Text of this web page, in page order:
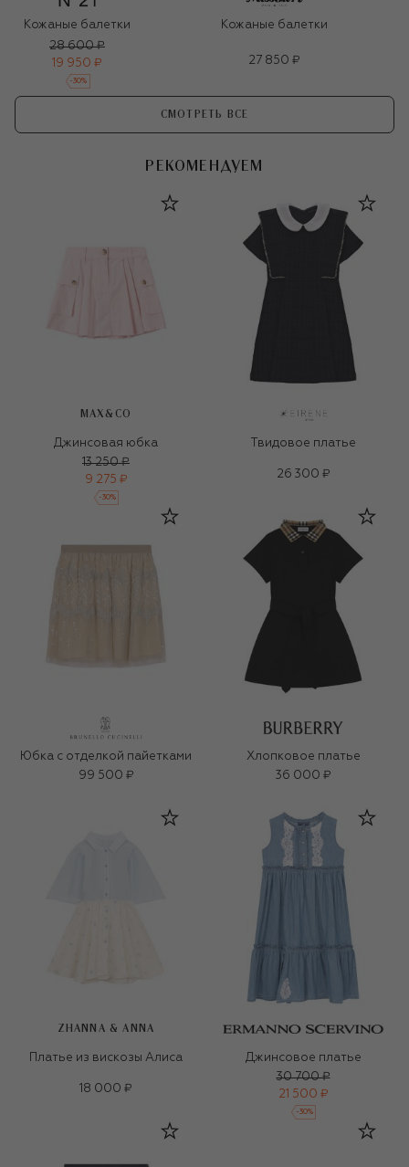
Кожаные балетки
28 600 ₽
19 950 ₽
-30%
Кожаные балетки
27 850 ₽
СМОТРЕТЬ ВСЕ
РЕКОМЕНДУЕМ
MAX&CO
Джинсовая юбка
13 250 ₽
9 275 ₽
-30%
Твидовое платье
26 300 ₽
Юбка с отделкой пайетками
99 500 ₽
Хлопковое платье
36 000 ₽
ZHANNA & ANNA
Платье из вискозы Алиса
18 000 ₽
Джинсовое платье
30 700 ₽
21 500 ₽
-30%